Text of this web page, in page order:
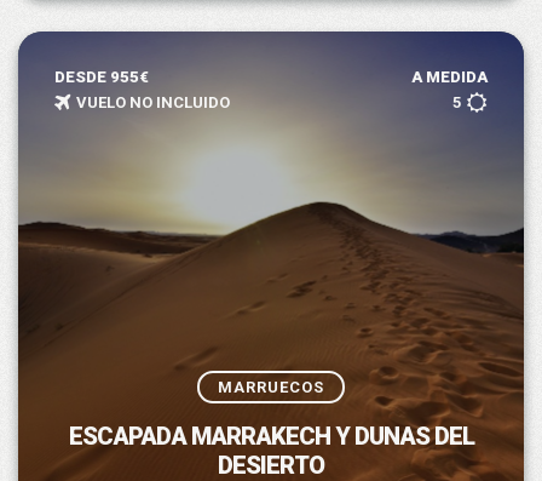
DESDE 955€
A MEDIDA
VUELO NO INCLUIDO
5
MARRUECOS
ESCAPADA MARRAKECH Y DUNAS DEL
DESIERTO